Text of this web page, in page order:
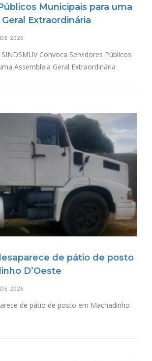
Municipais para uma
Extraordinária
2026
SINDSMUV Convoca Servidores Públicos
Assembleia Geral Extraordinária
de pátio de posto
D’Oeste
2026
de pátio de posto em Machadinho